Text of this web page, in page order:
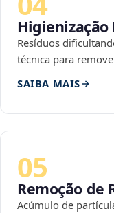
Resíduos
técnica para
SAIBA MAIS
05
Remoção de
Acúmulo de